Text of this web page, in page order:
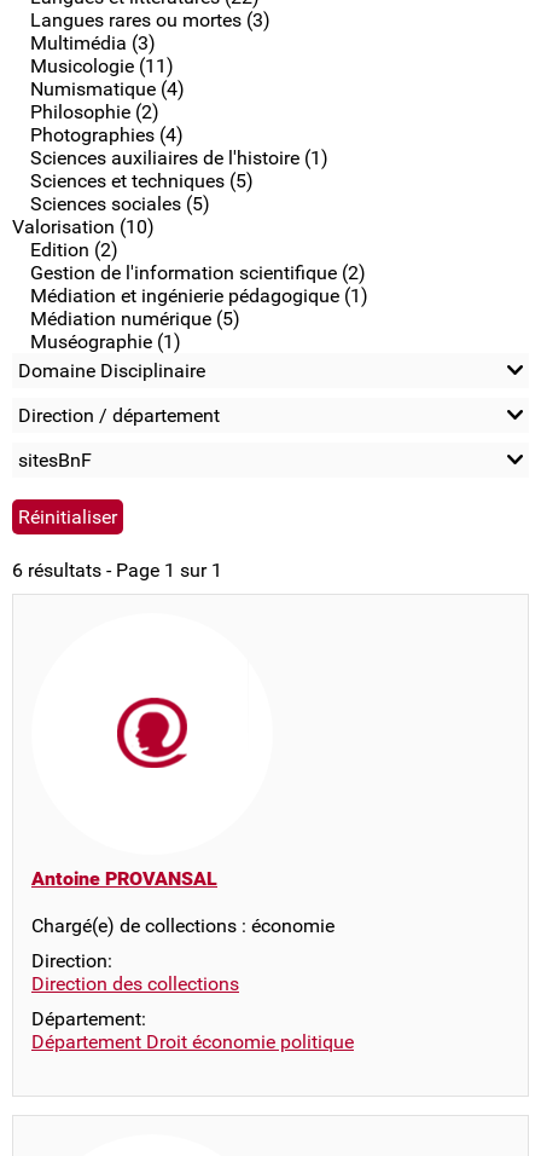
Langues rares ou mortes (3)
Multimédia (3)
Musicologie (11)
Numismatique (4)
Philosophie (2)
Photographies (4)
Sciences auxiliaires de l'histoire (1)
Sciences et techniques (5)
Sciences sociales (5)
Valorisation (10)
Edition (2)
Gestion de l'information scientifique (2)
Médiation et ingénierie pédagogique (1)
Médiation numérique (5)
Muséographie (1)
Domaine Disciplinaire
Direction / département
sitesBnF
6 résultats - Page 1 sur 1
Antoine PROVANSAL
Chargé(e) de collections : économie
Direction:
Direction des collections
Département:
Département Droit économie politique